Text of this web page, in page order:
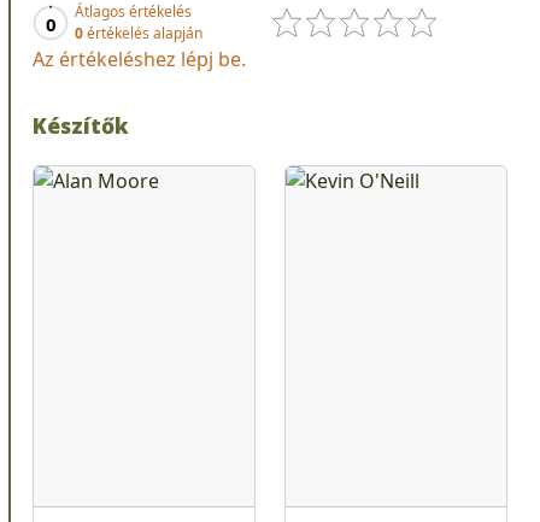
0
Átlagos értékelés
0értékelés alapján
Az értékeléshez lépj be.
Készítők